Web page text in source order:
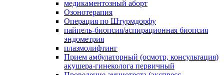
медикаментозный аборт
Озонотерапия
Операция по Штурмдорфу
пайпель-биопсия/аспирационная биопсия
эндометрия
плазмолифтинг
Прием амбулаторный (осмотр, консультация)
акушера-гинеколога первичный